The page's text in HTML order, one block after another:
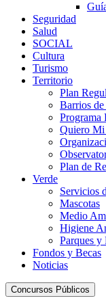
Seguridad
Salud
SOCIAL
Cultura
Turismo
Territorio
Plan
Barrios
Programa
Quiero
Plan de
Verde
Servicios
Mascotas
Medio
Higiene
Parques y
Fondos y Becas
Noticias
Concursos Públicos